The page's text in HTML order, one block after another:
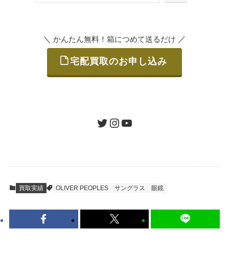
ご発送
査定結果のご承認 / 入金
到着即日に査定いたします。買取金額にご納
得いただければ、最短即日の入金が可能で
＼ かんたん無料！箱につめて送るだけ ／
宅配買取のお申し込み
ツイッターインスタグラムユーチューブ
買取実績 OLIVER PEOPLES サングラス 眼鏡